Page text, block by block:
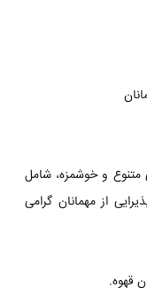
متنوع و خوشمزه، شامل
از مهمانان گرامی
قهوه.